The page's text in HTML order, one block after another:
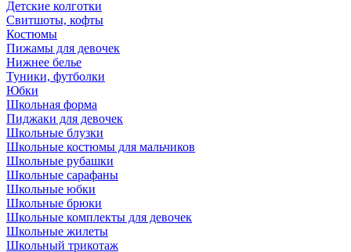
Детские колготки
Свитшоты, кофты
Костюмы
Пижамы для девочек
Нижнее белье
Туники, футболки
Юбки
Школьная форма
Пиджаки для девочек
Школьные блузки
Школьные костюмы для мальчиков
Школьные рубашки
Школьные сарафаны
Школьные юбки
Школьные брюки
Школьные комплекты для девочек
Школьные жилеты
Школьный трикотаж